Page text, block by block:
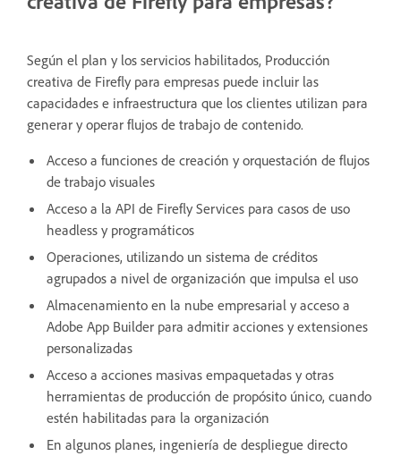
Según el plan y los servicios habilitados, Producción
creativa de Firefly para empresas puede incluir las
capacidades e infraestructura que los clientes utilizan para
generar y operar flujos de trabajo de contenido.
Acceso a funciones de creación y orquestación de flujos
de trabajo visuales
Acceso a la API de Firefly Services para casos de uso
headless y programáticos
Operaciones, utilizando un sistema de créditos
agrupados a nivel de organización que impulsa el uso
Almacenamiento en la nube empresarial y acceso a
Adobe App Builder para admitir acciones y extensiones
personalizadas
Acceso a acciones masivas empaquetadas y otras
herramientas de producción de propósito único, cuando
estén habilitadas para la organización
En algunos planes, ingeniería de despliegue directo